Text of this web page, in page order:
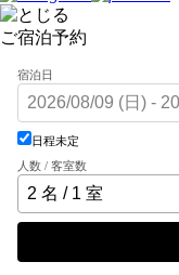
ご宿泊予約
宿泊日
日程未定
人数 / 客室数